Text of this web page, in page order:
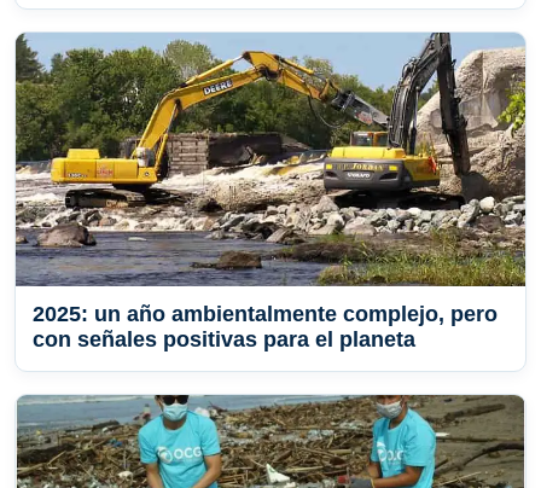
2025: un año ambientalmente complejo, pero
con señales positivas para el planeta